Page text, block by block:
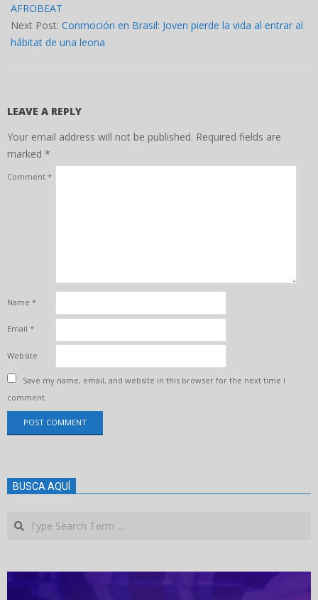
AFROBEAT
Next Post: Conmoción en Brasil: Joven pierde la vida al entrar al
hábitat de una leona
LEAVE A REPLY
Your email address will not be published. Required fields are
marked *
Comment *
Name *
Email *
Website
Save my name, email, and website in this browser for the next time I
comment.
BUSCA AQUÍ
Search